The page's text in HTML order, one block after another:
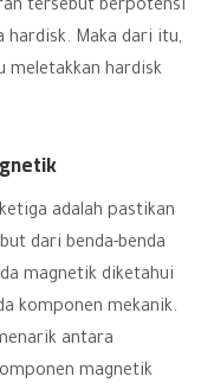
tersebut berpotensi
hardisk. Maka dari itu,
meletakkan hardisk
adalah pastikan
dari benda-benda
magnetik diketahui
komponen mekanik.
antara
magnetik